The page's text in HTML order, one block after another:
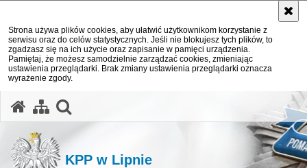
Strona używa plików cookies, aby ułatwić użytkownikom korzystanie z
serwisu oraz do celów statystycznych. Jeśli nie blokujesz tych plików, to
zgadzasz się na ich użycie oraz zapisanie w pamięci urządzenia.
Pamiętaj, że możesz samodzielnie zarządzać cookies, zmieniając
ustawienia przeglądarki. Brak zmiany ustawienia przeglądarki oznacza
wyrażenie zgody.
KPP w Lipnie